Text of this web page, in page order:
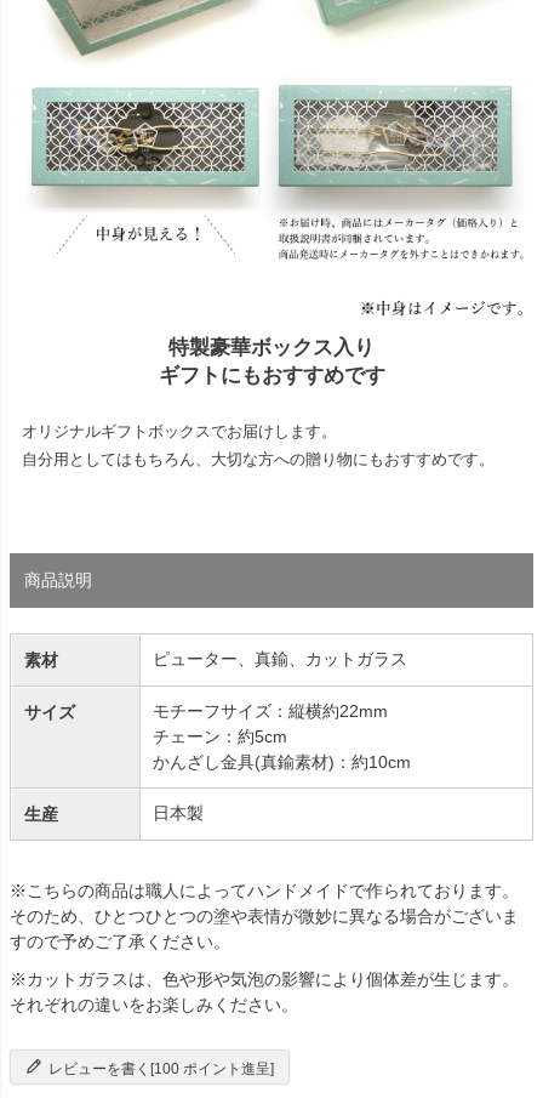
特製豪華ボックス入り
ギフトにもおすすめです
オリジナルギフトボックスでお届けします。
自分用としてはもちろん、大切な方への贈り物にもおすすめです。
商品説明
素材 ピューター、真鍮、カットガラス
サイズ
モチーフサイズ：縦横約22mm
チェーン：約5cm
かんざし金具(真鍮素材)：約10cm
生産 日本製
※こちらの商品は職人によってハンドメイドで作られております。
そのため、ひとつひとつの塗や表情が微妙に異なる場合がございま
すので予めご了承ください。
※カットガラスは、色や形や気泡の影響により個体差が生じます。
それぞれの違いをお楽しみください。
レビューを書く[100 ポイント進呈]